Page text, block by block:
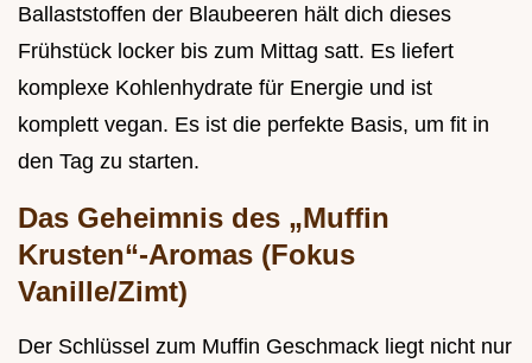
Ballaststoffen der Blaubeeren hält dich dieses
Frühstück locker bis zum Mittag satt. Es liefert
komplexe Kohlenhydrate für Energie und ist
komplett vegan. Es ist die perfekte Basis, um fit in
den Tag zu starten.
Das Geheimnis des „Muffin
Krusten“-Aromas (Fokus
Vanille/Zimt)
Der Schlüssel zum Muffin Geschmack liegt nicht nur